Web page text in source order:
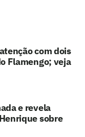
com dois
Flamengo; veja
e revela
sobre